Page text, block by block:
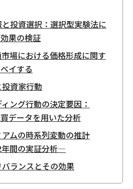
投資選択：選択型実験法に
果の検証
場における価格形成に関す
イする
資家行動
ング行動の決定要因：
データを用いた分析
ムの時系列変動の推計
間の実証分析—
ランスとその効果